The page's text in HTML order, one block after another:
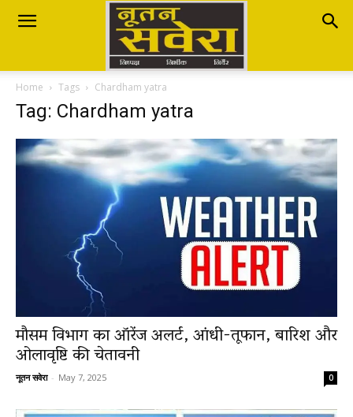
Nutan
Savera
नूतन
Breaking
News
Home Tags Chardham yatra
Tag: Chardham yatra
मौसम विभाग का ऑरेंज अलर्ट, आंधी-तूफान, बारिश और
ओलावृष्टि की चेतावनी
नूतन सवेरा - May 7, 2025 0